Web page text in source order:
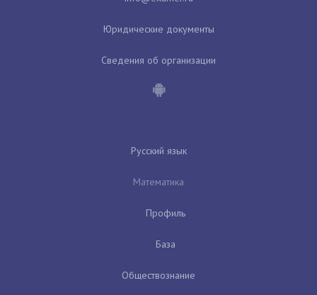
Юридические документы
Сведения об организации
Русский язык
Математика
Профиль
База
Обществознание